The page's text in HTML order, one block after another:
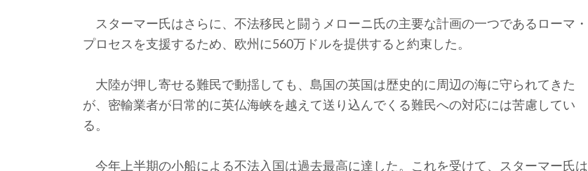
スターマー氏はさらに、不法移民と闘うメローニ氏の主要な計画の一つであるローマ・
プロセスを支援するため、欧州に560万ドルを提供すると約束した。
大陸が押し寄せる難民で動揺しても、島国の英国は歴史的に周辺の海に守られてきた
が、密輸業者が日常的に英仏海峡を越えて送り込んでくる難民への対応には苦慮してい
る。
今年上半期の小船による不法入国は過去最高に達した。これを受けて、スターマー氏は